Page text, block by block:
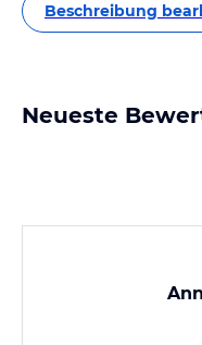
Beschreibung
Neueste